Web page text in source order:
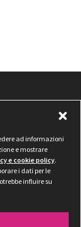
ad informazioni
e mostrare
e cookie policy.
i dati per le
influire su